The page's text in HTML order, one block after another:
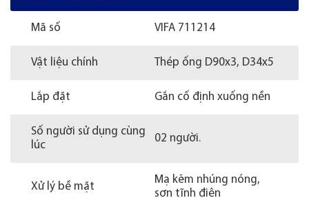
Mã số VIFA 711214
Vật liệu chính Thép ống D90x3, D34x5
Lắp đặt Gắn cố định xuống nền
Số người sử dụng cùng
lúc
02 người.
Xử lý bề mặt
Mạ kẽm nhúng nóng,
sơn tĩnh điện